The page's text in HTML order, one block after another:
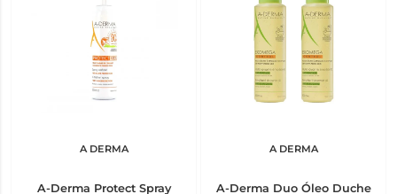
A DERMA
A-Derma Protect Spray
A DERMA
A-Derma Duo Óleo Duche